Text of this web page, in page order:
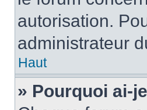
autorisation.
administrateur
Haut
» Pourquoi ai-